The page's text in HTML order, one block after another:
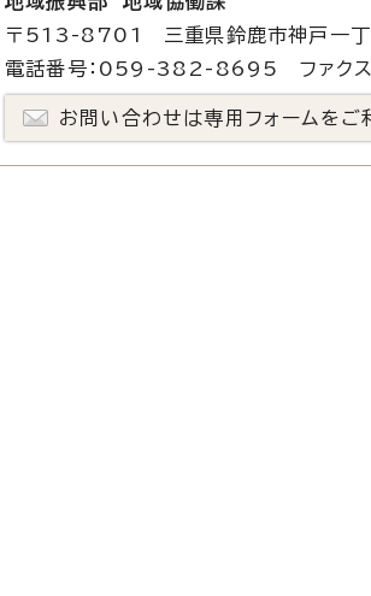
〒513-8701 三重県鈴鹿市神戸一
電話番号：059-382-8695 ファク
お問い合わせは専用フォームをご